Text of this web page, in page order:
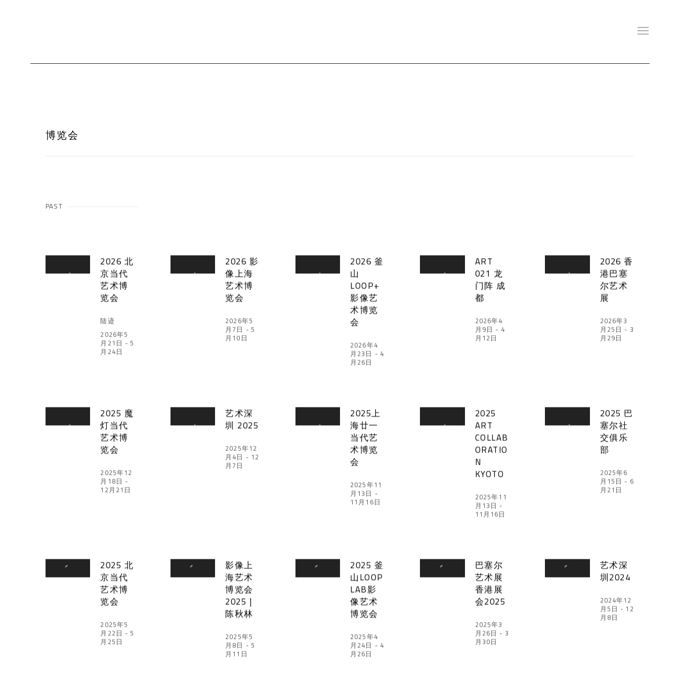
博览会
PAST
2026 北
京当代
艺术博
览会
陆迹
2026年5
月21日 - 5
月24日
2026 影
像上海
艺术博
览会
2026年5
月7日 - 5
月10日
2026 釜
山
LOOP+
影像艺
术博览
会
2026年4
月23日 - 4
月26日
ART
021 龙
门阵 成
都
2026年4
月9日 - 4
月12日
2026 香
港巴塞
尔艺术
展
2026年3
月25日 - 3
月29日
2025 魔
灯当代
艺术博
览会
2025年12
月18日 -
12月21日
艺术深
圳 2025
2025年12
月4日 - 12
月7日
2025上
海廿一
当代艺
术博览
会
2025年11
月13日 -
11月16日
2025
ART
COLLAB
ORATIO
N
KYOTO
2025年11
月13日 -
11月16日
2025 巴
塞尔社
交俱乐
部
2025年6
月15日 - 6
月21日
2025 北
京当代
艺术博
览会
2025年5
月22日 - 5
月25日
影像上
海艺术
博览会
2025 |
陈秋林
2025年5
月8日 - 5
月11日
2025 釜
山LOOP
LAB影
像艺术
博览会
2025年4
月24日 - 4
月26日
巴塞尔
艺术展
香港展
会2025
2025年3
月26日 - 3
月30日
艺术深
圳2024
2024年12
月5日 - 12
月8日